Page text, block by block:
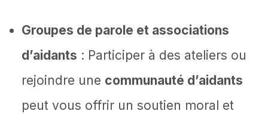
Groupes de parole et associations
d’aidants : Participer à des ateliers ou
rejoindre une communauté d’aidants
peut vous offrir un soutien moral et